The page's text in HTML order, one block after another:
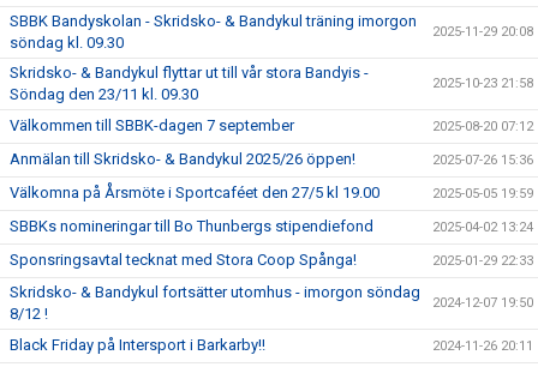
SBBK Bandyskolan - Skridsko- & Bandykul träning imorgon
söndag kl. 09.30
2025-11-29 20:08
Skridsko- & Bandykul flyttar ut till vår stora Bandyis -
Söndag den 23/11 kl. 09.30
2025-10-23 21:58
Välkommen till SBBK-dagen 7 september 2025-08-20 07:12
Anmälan till Skridsko- & Bandykul 2025/26 öppen! 2025-07-26 15:36
Välkomna på Årsmöte i Sportcaféet den 27/5 kl 19.00 2025-05-05 19:59
SBBKs nomineringar till Bo Thunbergs stipendiefond 2025-04-02 13:24
Sponsringsavtal tecknat med Stora Coop Spånga! 2025-01-29 22:33
Skridsko- & Bandykul fortsätter utomhus - imorgon söndag
8/12 !
2024-12-07 19:50
Black Friday på Intersport i Barkarby!! 2024-11-26 20:11